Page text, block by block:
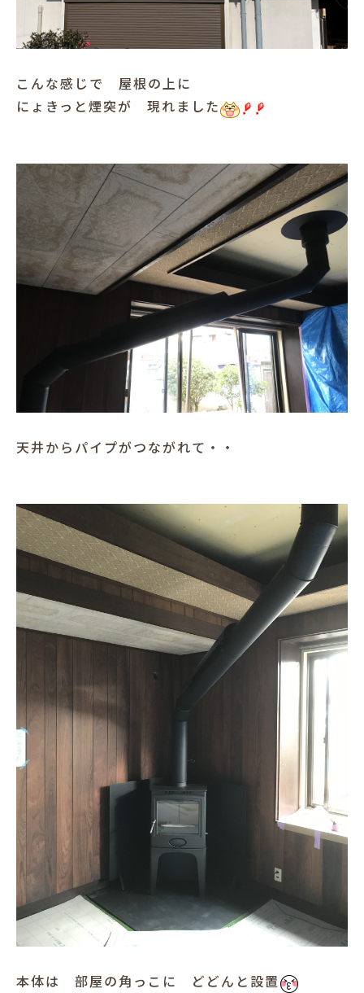
こんな感じで 屋根の上に
にょきっと煙突が 現れました
天井からパイプがつながれて・・
本体は 部屋の角っこに どどんと設置